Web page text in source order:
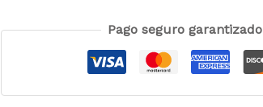
Pago seguro garantizado